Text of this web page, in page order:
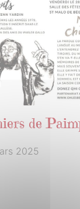
de
2025